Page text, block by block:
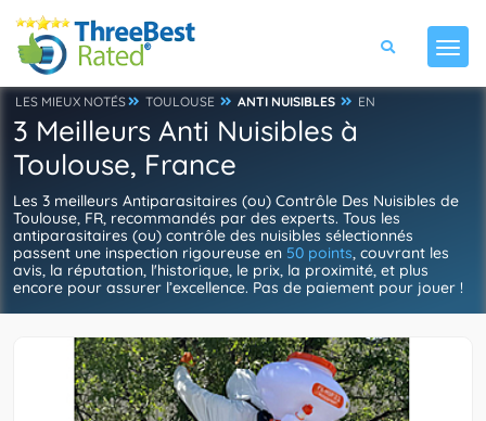
LES MIEUX NOTÉS TOULOUSE ANTI NUISIBLES EN
3 Meilleurs Anti Nuisibles à
Toulouse, France
Les 3 meilleurs Antiparasitaires (ou) Contrôle Des Nuisibles de
Toulouse, FR, recommandés par des experts. Tous les
antiparasitaires (ou) contrôle des nuisibles sélectionnés
passent une inspection rigoureuse en 50 points, couvrant les
avis, la réputation, l'historique, le prix, la proximité, et plus
encore pour assurer l’excellence. Pas de paiement pour jouer !